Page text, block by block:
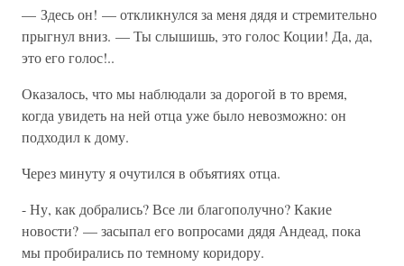
— Здесь он! — откликнулся за меня дядя и стремительно
прыгнул вниз. — Ты слышишь, это голос Коции! Да, да,
это его голос!..
Оказалось, что мы наблюдали за дорогой в то время,
когда увидеть на ней отца уже было невозможно: он
подходил к дому.
Через минуту я очутился в объятиях отца.
- Ну, как добрались? Все ли благополучно? Какие
новости? — засыпал его вопросами дядя Андеад, пока
мы пробирались по темному коридору.